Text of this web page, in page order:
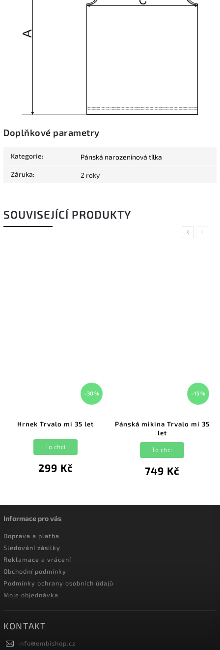
Doplňkové parametry
Kategorie: Pánská narozeninová tílka
Záruka: 2 roky
SOUVISEJÍCÍ PRODUKTY
Previous
–30 %
Hrnek Trvalo mi 35 let
299 Kč
To chci
–15 %
Pánská mikina Trvalo mi 35
let
749 Kč
To chci
Next
Informace pro vás
Doprava a platba
Sledování zásilky
Reklamace a vrácení
Obchodní podmínky
Podmínky ochrany osobních údajů
Moje objednávka
KONTAKT
info@embishop.cz